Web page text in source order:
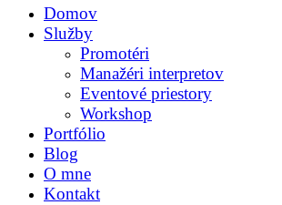
Domov
Služby
Promotéri
Manažéri interpretov
Eventové priestory
Workshop
Portfólio
Blog
O mne
Kontakt